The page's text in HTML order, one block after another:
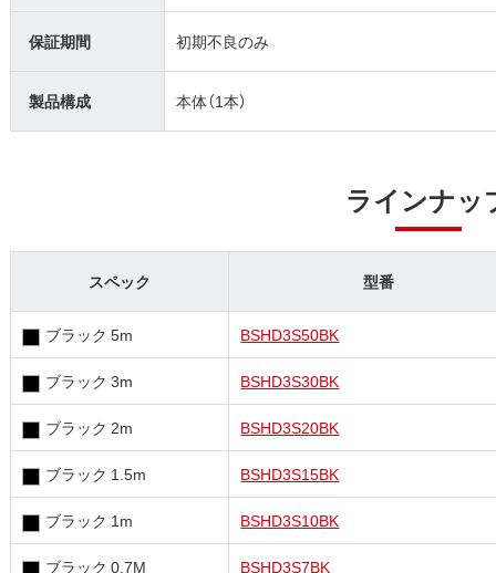
保証期間 初期不良のみ
製品構成 本体（1本）
ラインナッ
スペック 型番
ブラック 5m BSHD3S50BK
ブラック 3m BSHD3S30BK
ブラック 2m BSHD3S20BK
ブラック 1.5m BSHD3S15BK
ブラック 1m BSHD3S10BK
ブラック 0.7M BSHD3S7BK